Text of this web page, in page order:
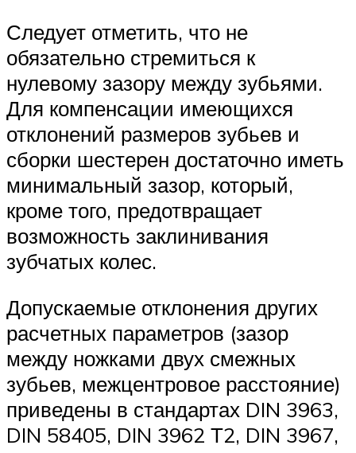
Следует отметить, что не
обязательно стремиться к
нулевому за­зору между зубьями.
Для компенсации имею­щихся
отклонений размеров зубьев и
сборки шестерен достаточно иметь
минимальный зазор, который,
кроме того, предотвращает
возможность заклинивания
зубчатых колес.
Допускаемые отклонения других
расчетных параметров (зазор
между ножками двух смежных
зубьев, межцентровое расстояние)
приведены в стандартах DIN 3963,
DIN 58405, DIN 3962 Т2, DIN 3967,